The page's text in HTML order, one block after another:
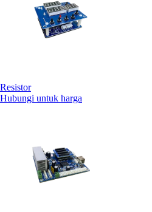
Resistor
Hubungi untuk harga